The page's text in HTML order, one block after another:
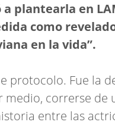
a plantearla en
como
en la vida”.
protocolo. Fue la
correrse
entre las